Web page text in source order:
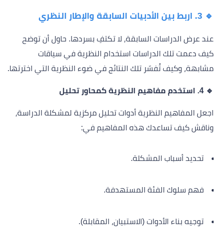
🔹 3. اربط بين الأدبيات السابقة والإطار النظري
عند عرض الدراسات السابقة، لا تكتفِ بسردها. حاول أن توضح
كيف دعمت تلك الدراسات استخدام النظرية في سياقات
مشابهة، وكيف تُفسّر تلك النتائج في ضوء النظرية التي اخترتها.
🔹 4. استخدم مفاهيم النظرية كمحاور تحليل
اجعل المفاهيم النظرية أدوات تحليل مركزية لمشكلة الدراسة،
وناقش كيف تساعدك هذه المفاهيم في:
تحديد أسباب المشكلة.
فهم سلوك الفئة المستهدفة.
توجيه بناء الأدوات (الاستبيان، المقابلة).